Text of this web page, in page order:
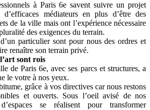
à Paris 6e savent suivre un projet
médiateurs en plus d’être des
de la ville mais ont l’expérience nécessaire
des exigences du terrain.
particulier sont pour nous des ordres et
renaître son terrain privé.
sont rois
de Paris 6e, avec ses parcs et structures, a
le votre à nos yeux.
grâce à vos directives car nous restons
et ouverts. Sous l’oeil avisé de nos
se réalisent pour transformer